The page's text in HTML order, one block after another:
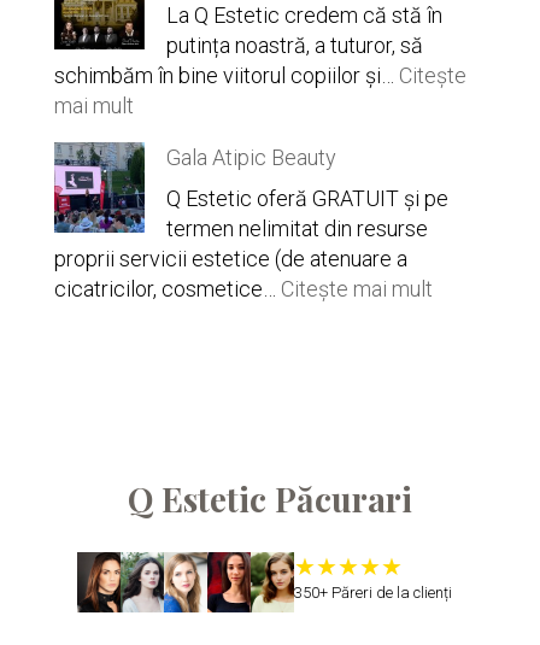
La Q Estetic credem că stă în
putința noastră, a tuturor, să
schimbăm în bine viitorul copiilor și… Citește
mai mult:
Star
of
Hope
Gala Atipic Beauty
Q Estetic oferă GRATUIT și pe
termen nelimitat din resurse
proprii servicii estetice (de atenuare a
cicatricilor, cosmetice… Citește mai mult:
Q Estetic Păcurari
350+ Păreri de la clienți